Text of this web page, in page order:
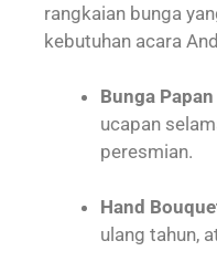
rangkaian bunga
kebutuhan acara
Bunga
ucapan
peresmian.
Hand
ulang tahun,